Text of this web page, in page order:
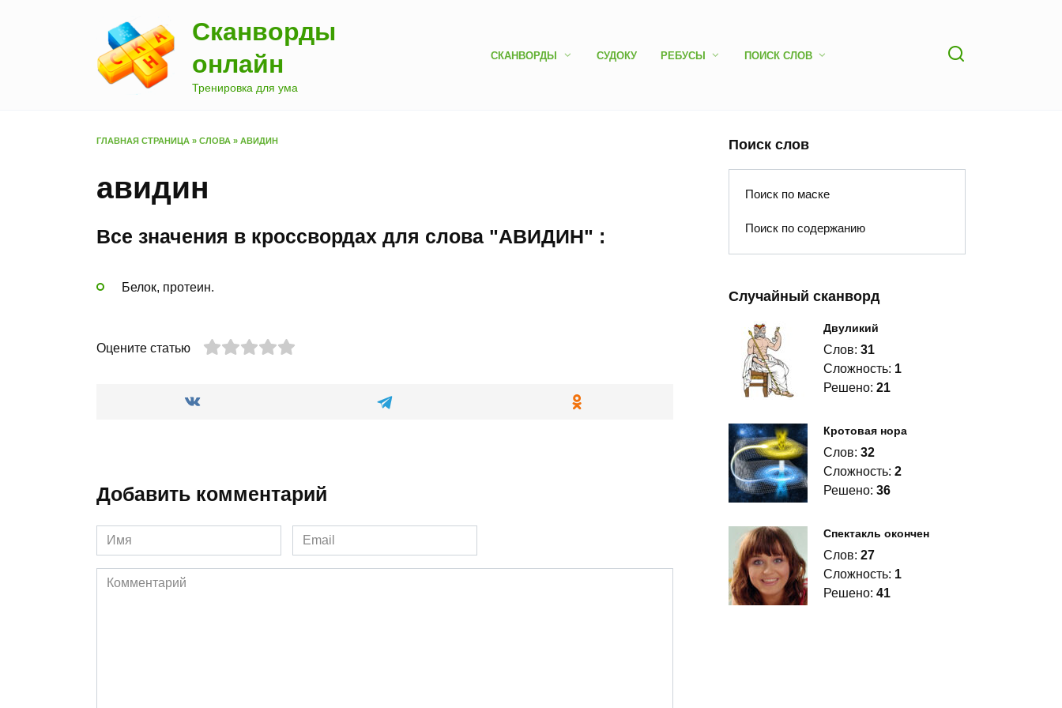
Сканворды
онлайн
Тренировка для ума
СКАНВОРДЫ СУДОКУ РЕБУСЫ ПОИСК СЛОВ
ГЛАВНАЯ СТРАНИЦА » СЛОВА » АВИДИН
авидин
Все значения в кроссвордах для слова "АВИДИН" :
Белок, протеин.
Оцените статью
Добавить комментарий
Имя
*
Email
*
Комментарий
Поиск слов
Поиск по маске
Поиск по содержанию
Случайный сканворд
Двуликий
Слов: 31
Сложность: 1
Решено: 21
Кротовая нора
Слов: 32
Сложность: 2
Решено: 36
Спектакль окончен
Слов: 27
Сложность: 1
Решено: 41